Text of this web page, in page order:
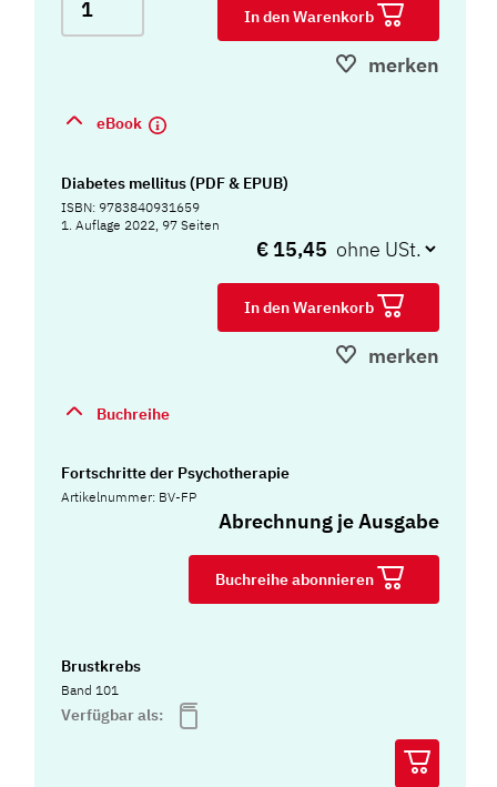
In den Warenkorb
merken
eBook
Diabetes mellitus (PDF & EPUB)
ISBN: 9783840931659
1. Auflage 2022, 97 Seiten
€ 15,45
In den Warenkorb
merken
Buchreihe
Fortschritte der Psychotherapie
Artikelnummer: BV-FP
Abrechnung je Ausgabe
Buchreihe abonnieren
Brustkrebs
Band 101
Verfügbar als: